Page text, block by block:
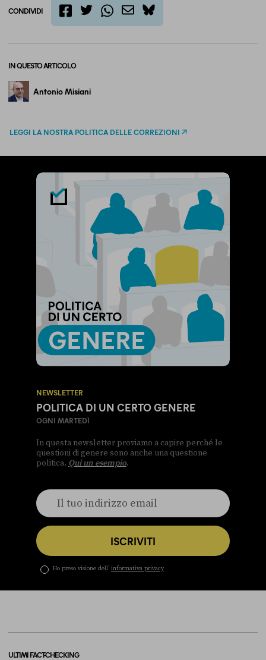
CONDIVIDI
bluesky
IN QUESTO ARTICOLO
Antonio Misiani
LEGGI LA NOSTRA POLITICA DELLE CORREZIONI
NEWSLETTER
POLITICA DI UN CERTO GENERE
OGNI MARTEDÌ
In questa newsletter proviamo a capire perché le
questioni di genere sono anche una questione
politica. Qui un esempio.
ISCRIVITI
Ho preso visione dell’ informativa privacy
ULTIMI FACT-CHECKING